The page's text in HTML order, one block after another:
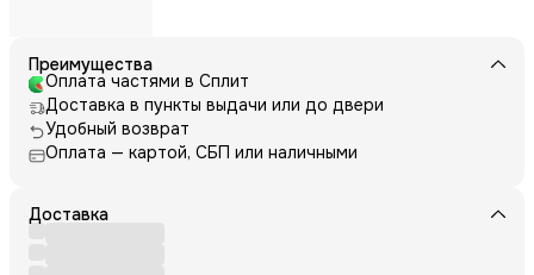
Преимущества
Оплата частями в Сплит
Доставка в пункты выдачи или до двери
Удобный возврат
Оплата — картой, СБП или наличными
Доставка